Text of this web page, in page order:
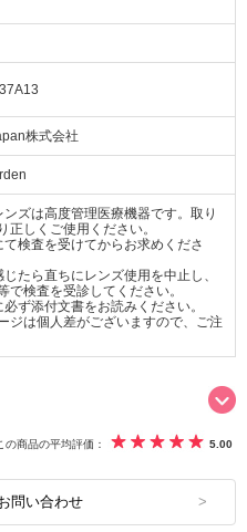
株式会社
ズは高度管理医療機器です。取り
正しくご使用ください。
検査を受けてからお求めくださ
たら直ちにレンズ使用を中止し、
で検査を受診してください。
ず添付文書をお読みください。
ジは個人差がございますので、ご注
の商品の平均評価： 5.00
問い合わせ